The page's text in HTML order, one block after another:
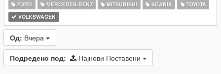
FORD
MERCEDES-BENZ MITSUBISHI SCANIA
TOYOTA
VOLKSWAGEN
Од: Вчера
Подредено под: Најнови Поставени